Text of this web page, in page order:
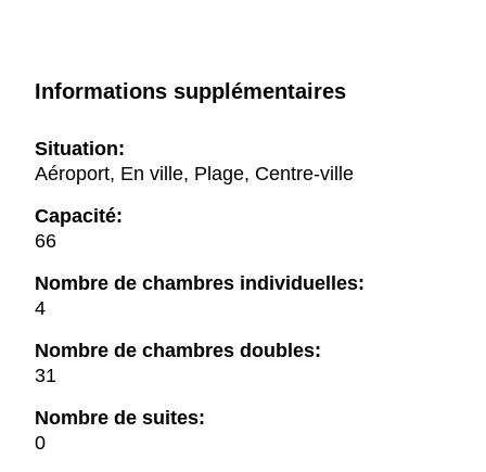
Informations supplémentaires
Situation:
Aéroport, En ville, Plage, Centre-ville
Capacité:
66
Nombre de chambres individuelles:
4
Nombre de chambres doubles:
31
Nombre de suites:
0